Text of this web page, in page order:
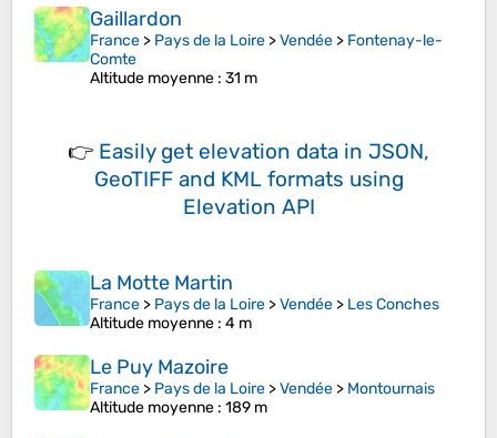
Gaillardon
France > Pays de la Loire >Vendée > Fontenay-le-
Comte
Altitude moyenne : 31 m
👉 Easily get elevation data in JSON,
GeoTIFF and KML formats using
Elevation API
La Motte Martin
France > Pays de la Loire >Vendée > Les Conches
Altitude moyenne : 4 m
Le Puy Mazoire
France > Pays de la Loire >Vendée > Montournais
Altitude moyenne : 189 m